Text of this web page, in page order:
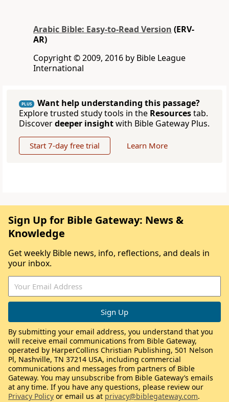
Arabic Bible: Easy-to-Read Version (ERV-
AR)
Copyright © 2009, 2016 by Bible League
International
PLUS
Want help understanding this passage?
Explore trusted study tools in the Resourcestab.
Discoverdeeper insightwith Bible Gateway Plus.
Start 7-day free trial Learn More
Sign Up for Bible Gateway: News &
Knowledge
Get weekly Bible news, info, reflections, and deals in
your inbox.
By submitting your email address, you understand that you
will receive email communications from Bible Gateway,
operated by HarperCollins Christian Publishing, 501 Nelson
Pl, Nashville, TN 37214 USA, including commercial
communications and messages from partners of Bible
Gateway. You may unsubscribe from Bible Gateway’s emails
at any time. If you have any questions, please review our
Privacy Policy or email us at privacy@biblegateway.com.